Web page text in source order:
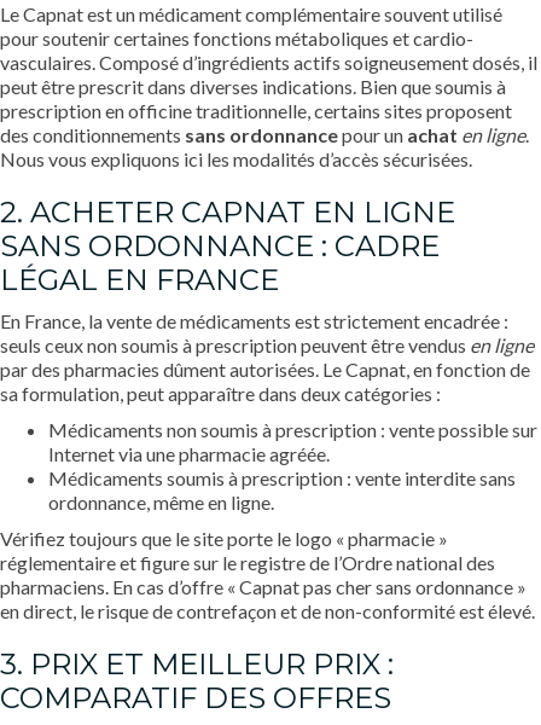
Le Capnat est un médicament complémentaire souvent utilisé
pour soutenir certaines fonctions métaboliques et cardio-
vasculaires. Composé d’ingrédients actifs soigneusement dosés, il
peut être prescrit dans diverses indications. Bien que soumis à
prescription en officine traditionnelle, certains sites proposent
des conditionnements sans ordonnancepour un achat en ligne.
Nous vous expliquons ici les modalités d’accès sécurisées.
2. ACHETER CAPNAT EN LIGNE
SANS ORDONNANCE : CADRE
LÉGAL EN FRANCE
En France, la vente de médicaments est strictement encadrée :
seuls ceux non soumis à prescription peuvent être vendus en ligne
par des pharmacies dûment autorisées. Le Capnat, en fonction de
sa formulation, peut apparaître dans deux catégories :
Médicaments non soumis à prescription : vente possible sur
Internet via une pharmacie agréée.
Médicaments soumis à prescription : vente interdite sans
ordonnance, même en ligne.
Vérifiez toujours que le site porte le logo « pharmacie »
réglementaire et figure sur le registre de l’Ordre national des
pharmaciens. En cas d’offre « Capnat pas cher sans ordonnance »
en direct, le risque de contrefaçon et de non-conformité est élevé.
3. PRIX ET MEILLEUR PRIX :
COMPARATIF DES OFFRES